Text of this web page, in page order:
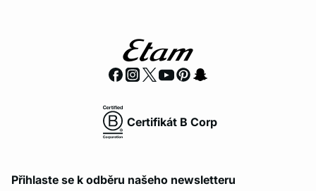
Certifikát B Corp
Přihlaste se k odběru našeho newsletteru